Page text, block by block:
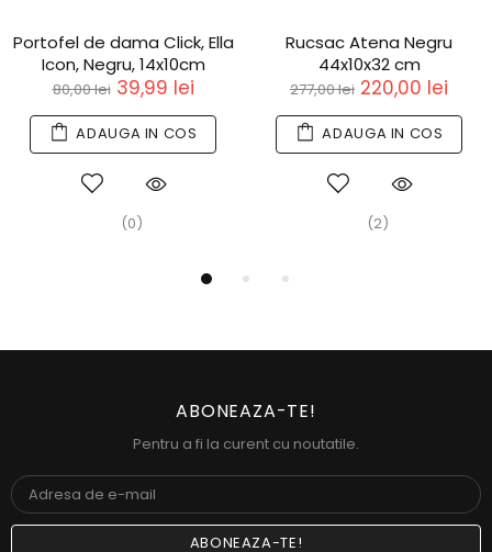
Portofel de dama Click, Ella
Icon, Negru, 14x10cm
80,00 lei 39,99 lei
ADAUGA IN COS
(0)
Rucsac Atena Negru
44x10x32 cm
277,00 lei 220,00 lei
ADAUGA IN COS
(2)
ABONEAZA-TE!
Pentru a fi la curent cu noutatile.